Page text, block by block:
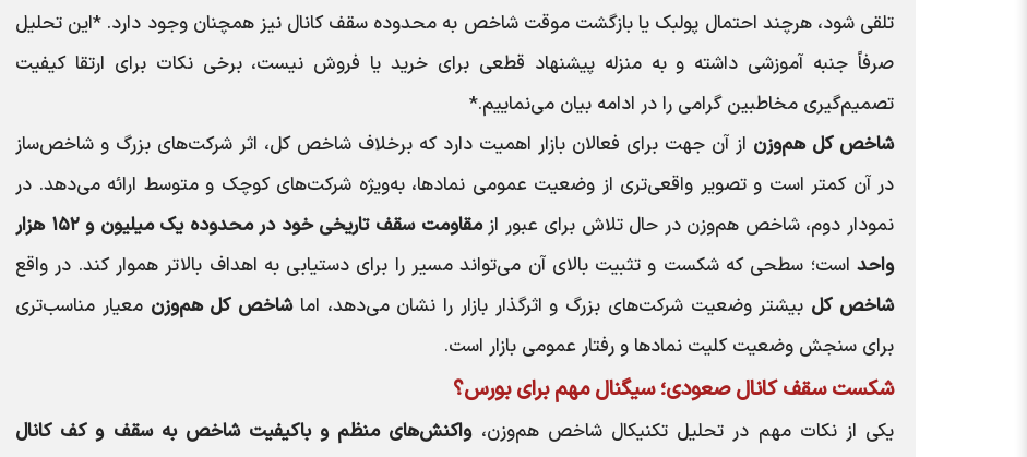
تلقی شود، هرچند احتمال پولبک یا بازگشت موقت شاخص به محدوده سقف کانال نیز همچنان وجود دارد. *این تحلیل
صرفاً جنبه آموزشی داشته و به منزله پیشنهاد قطعی برای خرید یا فروش نیست، برخی نکات برای ارتقا کیفیت
تصمیم‌گیری مخاطبین گرامی را در ادامه بیان می‌نماییم.*
شاخص کل هم‌وزن از آن جهت برای فعالان بازار اهمیت دارد که برخلاف شاخص کل، اثر شرکت‌های بزرگ و شاخص‌ساز
در آن کمتر است و تصویر واقعی‌تری از وضعیت عمومی نمادها، به‌ویژه شرکت‌های کوچک و متوسط ارائه می‌دهد. در
نمودار دوم، شاخص هم‌وزن در حال تلاش برای عبور از
مقاومت سقف تاریخی خود در محدوده یک میلیون و ۱۵۲ هزار
واحد است؛ سطحی که شکست و تثبیت بالای آن می‌تواند مسیر را برای دستیابی به اهداف بالاتر هموار کند. در واقع
شاخص کل بیشتر وضعیت شرکت‌های بزرگ و اثرگذار بازار را نشان می‌دهد، اماشاخص کل هم‌وزن معیار مناسب‌تری
برای سنجش وضعیت کلیت نمادها و رفتار عمومی بازار است.
شکست سقف کانال صعودی؛ سیگنال مهم برای بورس؟
یکی از نکات مهم در تحلیل تکنیکال شاخص هم‌وزن،واکنش‌های منظم و باکیفیت شاخص به سقف و کف کانال